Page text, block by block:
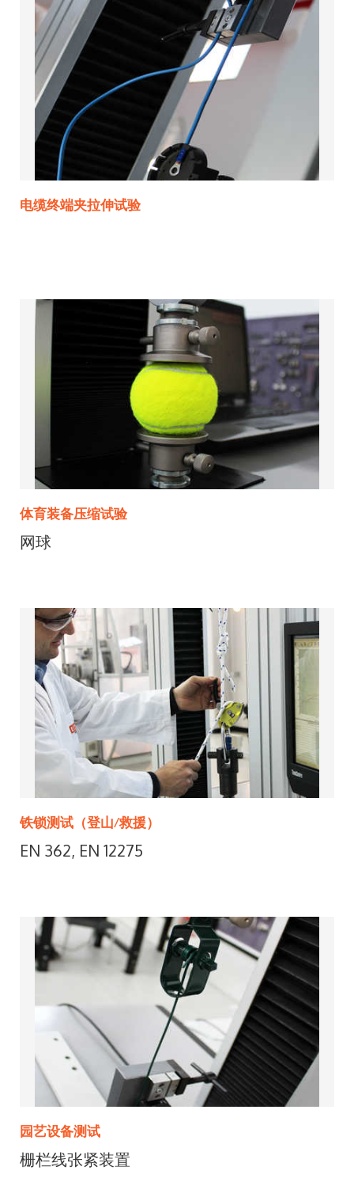
电缆终端夹拉伸试验
体育装备压缩试验
网球
铁锁测试（登山/救援）
EN 362, EN 12275
园艺设备测试
栅栏线张紧装置